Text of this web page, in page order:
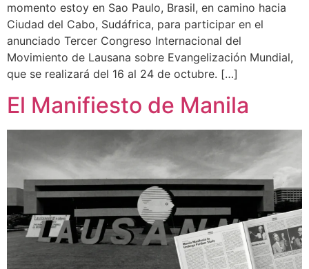
momento estoy en Sao Paulo, Brasil, en camino hacia
Ciudad del Cabo, Sudáfrica, para participar en el
anunciado Tercer Congreso Internacional del
Movimiento de Lausana sobre Evangelización Mundial,
que se realizará del 16 al 24 de octubre. […]
El Manifiesto de Manila